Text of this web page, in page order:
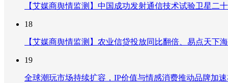
【艾媒商舆情监测】中国成功发射通信技术试验卫星
18
【艾媒商舆情监测】农业信贷投放同比翻倍、易点天下
19
全球潮玩市场持续扩容，IP价值与情感消费推动品牌加